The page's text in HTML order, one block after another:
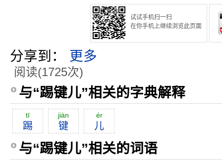
试试手机扫一扫
在你手机上继续浏览此页面
分享到： 更多
阅读(1725次)
与“踢键儿”相关的字典解释
tī
踢
jiàn
键
ér
儿
与“踢键儿”相关的词语